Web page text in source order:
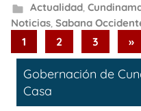
Actualidad,
Noticias, Sabana
Paginación
de
entradas
1 2 3 »
Gobernación de
Casa